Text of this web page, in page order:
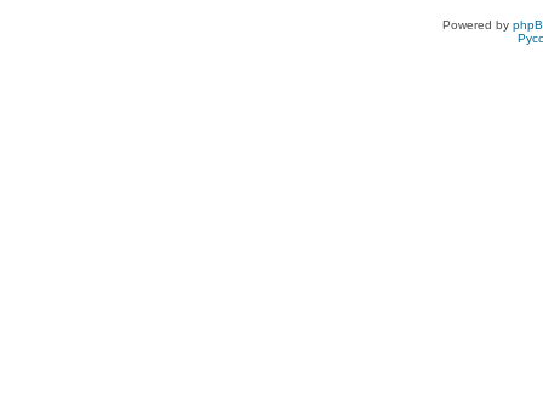
Powered by